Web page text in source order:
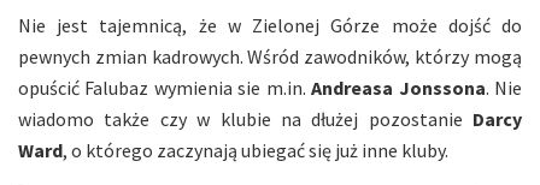
Nie jest tajemnicą, że w Zielonej Górze może dojść do
pewnych zmian kadrowych. Wśród zawodników, którzy mogą
opuścić Falubaz wymienia sie m.in. Andreasa Jonssona. Nie
wiadomo także czy w klubie na dłużej pozostanie Darcy
Ward, o którego zaczynają ubiegać się już inne kluby.